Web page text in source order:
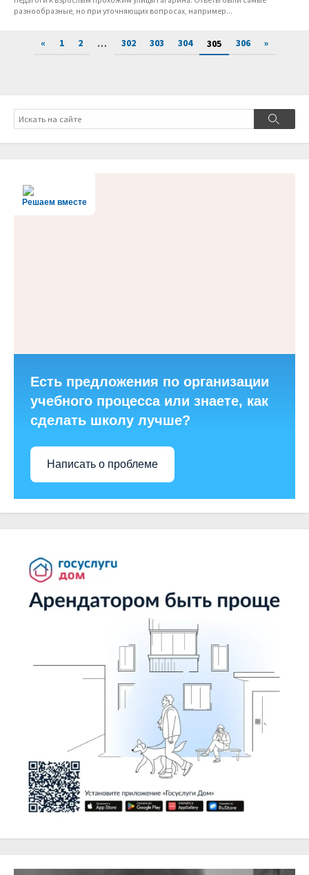
разнообразные, но при уточняющих вопросах, например...
Пагинация
« 1 2 … 302 303 304 305 306 »
Поиск
Поиск
Решаем вместе
Есть предложения по организации
учебного процесса или знаете, как
сделать школу лучше?
Написать о проблеме